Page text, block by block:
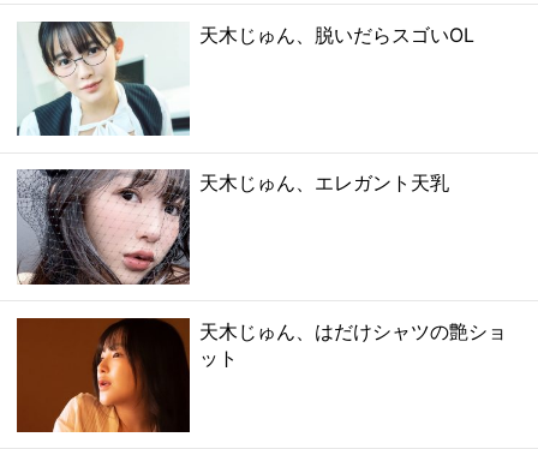
天木じゅん、脱いだらスゴいOL
天木じゅん、エレガント天乳
天木じゅん、はだけシャツの艶ショ
ット